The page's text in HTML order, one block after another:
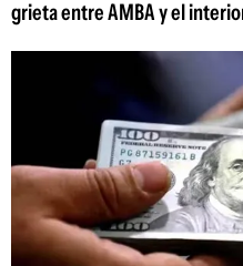
grieta entre AMBA y el